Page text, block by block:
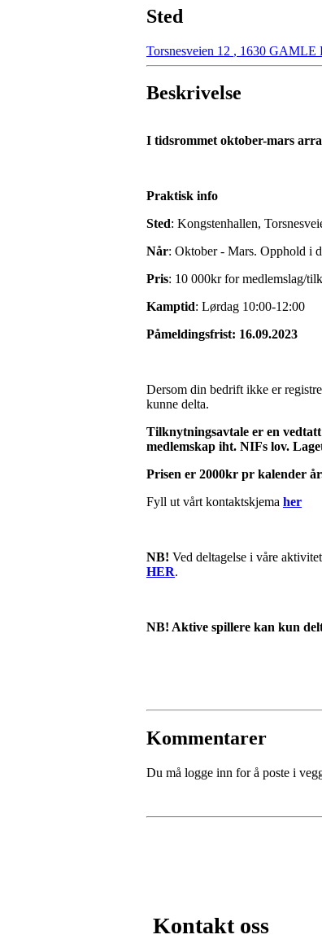
Sted
Torsnesveien 12 , 1630 GAMLE
Beskrivelse
I tidsrommet oktober-mars
Praktisk info
Sted: Kongstenhallen,
Når: Oktober - Mars. Opphold i
Pris: 10 000kr for medlemslag/
Kamptid: Lørdag 10:00-12:00
Påmeldingsfrist: 16.09.2023
Dersom din bedrift ikke er
kunne delta.
Tilknytningsavtale er en
medlemskap iht. NIFs lov.
Prisen er 2000kr pr kalender
Fyll ut vårt kontaktskjema her
NB! Ved deltagelse i våre
HER.
NB! Aktive spillere kan kun
Kommentarer
Du må logge inn for å poste i
Kontakt oss